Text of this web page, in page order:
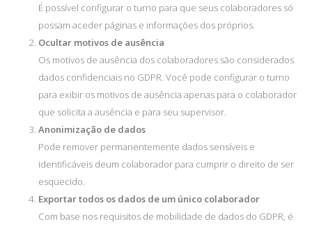
É possível configurar o turno para que seus colaboradores só
possam aceder páginas e informações dos próprios.
Ocultar motivos de ausência
Os motivos de ausência dos colaboradores são considerados
dados confidenciais no GDPR. Você pode configurar o turno
para exibir os motivos de ausência apenas para o colaborador
que solicita a ausência e para seu supervisor.
Anonimização de dados
Pode remover permanentemente dados sensíveis e
identificáveis deum colaborador para cumprir o direito de ser
esquecido.
Exportar todos os dados de um único colaborador
Com base nos requisitos de mobilidade de dados do GDPR, é